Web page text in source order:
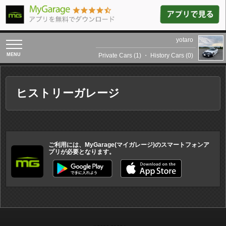
toggle
navigation
yotaro
Private Cars (1) ・ History Cars (0)
ヒストリーガレージ
ご利用には、MyGarage(マイガレージ)のスマートフォンア
プリが必要となります。